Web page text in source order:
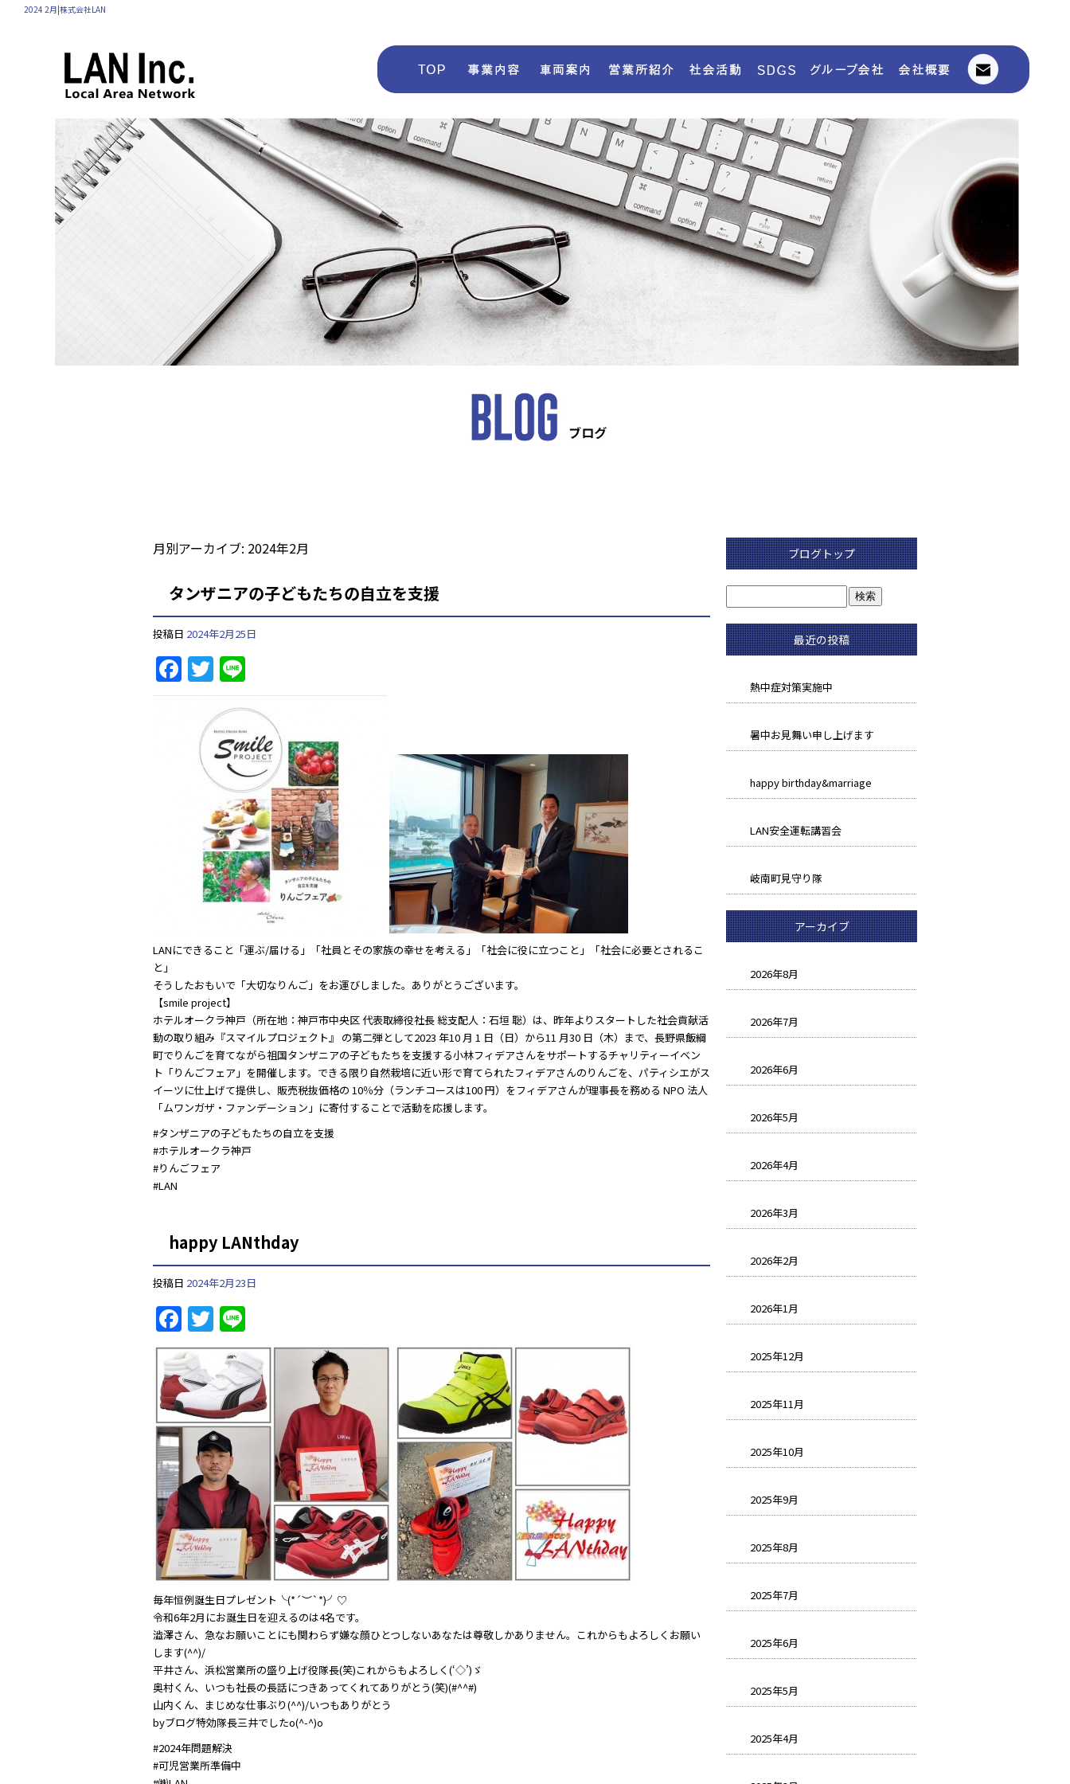
2024 2月|株式会社LAN
月別アーカイブ: 2024年2月
タンザニアの子どもたちの自立を支援
投稿日 2024年2月25日
F T
itt
er
e
LANにできること「運ぶ/届ける」「社員とその家族の幸せを考える」「社会に役に立つこと」「社会に必要とされるこ
と」
そうしたおもいで「大切なりんご」をお運びしました。ありがとうございます。
【smile project】
ホテルオークラ神戸（所在地：神戸市中央区 代表取締役社長 総支配人：石垣 聡）は、昨年よりスタートした社会貢献活
動の取り組み『スマイルプロジェクト』 の第二弾として2023 年10 月 1 日（日）から11 月30 日（木）まで、長野県飯綱
町でりんごを育てながら祖国タンザニアの子どもたちを支援する小林フィデアさんをサポートするチャリティーイベン
ト「りんごフェア」を開催します。できる限り自然栽培に近い形で育てられたフィデアさんのりんごを、パティシエがス
イーツに仕上げて提供し、販売税抜価格の 10％分（ランチコースは100 円）をフィデアさんが理事長を務める NPO 法人
「ムワンガザ・ファンデーション」に寄付することで活動を応援します。
#タンザニアの子どもたちの自立を支援
#ホテルオークラ神戸
#りんごフェア
#LAN
happy LANthday
投稿日 2024年2月23日
F
a
c
e
b
o
o
k
T
w
itt
er
n
e
毎年恒例誕生日プレゼント╰(*´︶`*)╯♡
令和6年2月にお誕生日を迎えるのは4名です。
澁澤さん、急なお願いことにも関わらず嫌な顔ひとつしないあなたは尊敬しかありません。これからもよろしくお願い
します(^^)/
平井さん、浜松営業所の盛り上げ役隊長(笑)これからもよろしく(‘◇’)ゞ
奥村くん、いつも社長の長話につきあってくれてありがとう(笑)(#^^#)
山内くん、まじめな仕事ぶり(^^)/いつもありがとう
byブログ特効隊長三井でしたo(^-^)o
#2024年問題解決
#可児営業所準備中
ブログトップ
最近の投稿
熱中症対策実施中
暑中お見舞い申し上げます
happy birthday&marriage
LAN安全運転講習会
岐南町見守り隊
アーカイブ
2026年8月
2026年7月
2026年6月
2026年5月
2026年4月
2026年3月
2026年2月
2026年1月
2025年12月
2025年11月
2025年10月
2025年9月
2025年8月
2025年7月
2025年6月
2025年5月
2025年4月